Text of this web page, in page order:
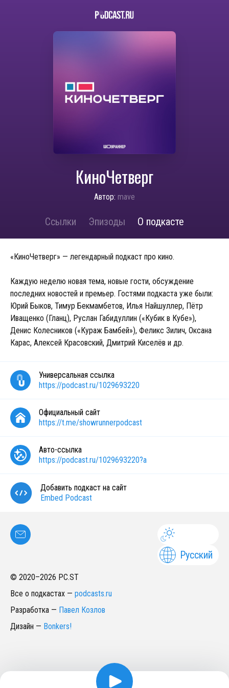
КиноЧетверг
Автор: mave
Ссылки Эпизоды О подкасте
«КиноЧетверг» — легендарный подкаст про кино.
Каждую неделю новая тема, новые гости, обсуждение
последних новостей и премьер. Гостями подкаста уже были:
Юрий Быков, Тимур Бекмамбетов, Илья Найшуллер, Пётр
Иващенко (Гланц), Руслан Габидуллин («Кубик в Кубе»),
Денис Колесников («Кураж Бамбей»), Феликс Зилич, Оксана
Карас, Алексей Красовский, Дмитрий Киселёв и др.
Универсальная ссылка
https://podcast.ru/1029693220
Официальный сайт
https://t.me/showrunnerpodcast
Авто-ссылка
https://podcast.ru/1029693220?a
Добавить подкаст на сайт
Embed Podcast
Русский
© 2020–2026 PC.ST
Все о подкастах — podcasts.ru
Разработка — Павел Козлов
Дизайн — Bonkers!